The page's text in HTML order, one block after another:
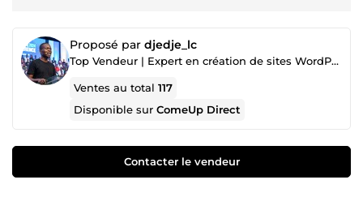
Proposé par djedje_lc
Top Vendeur | Expert en création de sites WordPress & Formateur - Coach
Ventes au total117
Disponible surComeUp Direct
Contacter le vendeur